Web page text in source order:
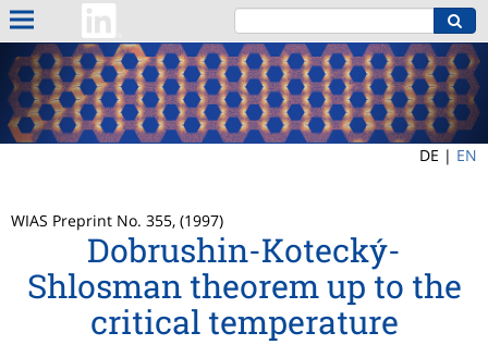
DE | EN
WIAS Preprint No. 355, (1997)
Dobrushin-Kotecký-
Shlosman theorem up to the
critical temperature